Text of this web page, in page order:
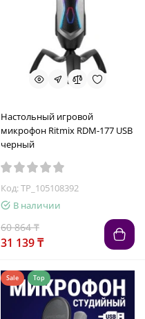
Настольный игровой
микрофон Ritmix RDM-177 USB
черный
Код: TP_105108392
В наличии
60 864 ₸
31 139 ₸
Sale Top